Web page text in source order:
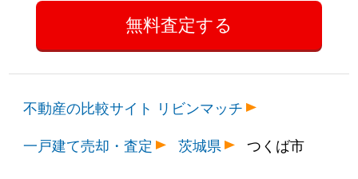
不動産の比較サイト リビンマッチ
一戸建て売却・査定
茨城県 つくば市